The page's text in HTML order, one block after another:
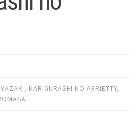
, KARIGURASHI NO ARRIETTY,